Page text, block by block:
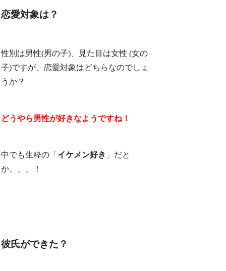
恋愛対象は？
性別は男性(男の子)、見た目は女性 (女の
子)ですが、恋愛対象はどちらなのでしょ
うか？
どうやら男性が好きなようですね！
中でも生粋の「 イケメン好き 」だと
か、、、！
彼氏ができた？